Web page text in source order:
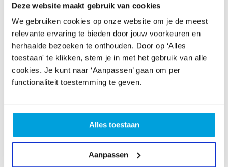
Deze website maakt gebruik van cookies
We gebruiken cookies op onze website om je de meest
relevante ervaring te bieden door jouw voorkeuren en
herhaalde bezoeken te onthouden. Door op ‘Alles
toestaan' te klikken, stem je in met het gebruik van alle
cookies. Je kunt naar ‘Aanpassen’ gaan om per
functionaliteit toestemming te geven.
Alles toestaan
Aanpassen
Aanmelden
Meld jeuiterlijk 18 juniaan. Heb je
toegankelijkheidswensen? Geef dit aan in het
aanmeldformulier. De link voor het webinar ontvang je
op de dag zelf.
Om de workshop voor iedereen toegankelijk te maken,
is deelname gratis. Wel brengen we € 25,- in rekening als
je zonder afmelding niet komt opdagen, aangezien we
kosten maken voor de organisatie en het aantal plekken